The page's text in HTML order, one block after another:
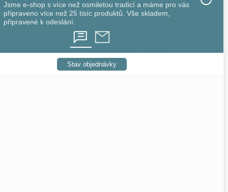
nebo pletené tašcejedinečný vzhled
a tašky v přírodním stylu
Jsme e-shop s více než osmiletou tradicí a máme pro vás
připraveno více než 25 tisíc produktů. Vše skladem,
připravené k odeslání.
Stav objednávky